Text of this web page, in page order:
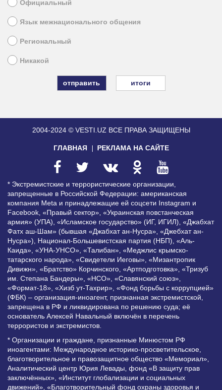
Официальный
Язык межнационального общения
Региональный
Никакой
итоги
2004-2024 © VESTI.UZ ВСЕ ПРАВА ЗАЩИЩЕНЫ
ГЛАВНАЯ РЕКЛАМА НА САЙТЕ
* Экстремистские и террористические организации,
запрещенные в Российской Федерации: американская
компания Meta и принадлежащие ей соцсети Instagram и
Facebook, «Правый сектор», «Украинская повстанческая
армия» (УПА), «Исламское государство» (ИГ, ИГИЛ), «Джабхат
Фатх аш-Шам» (бывшая «Джабхат ан-Нусра», «Джебхат ан-
Нусра»), Национал-Большевистская партия (НБП), «Аль-
Каида», «УНА-УНСО», «Талибан», «Меджлис крымско-
татарского народа», «Свидетели Иеговы», «Мизантропик
Дивижн», «Братство» Корчинского, «Артподготовка», «Тризуб
им. Степана Бандеры», «НСО», «Славянский союз»,
«Формат-18», «Хизб ут-Тахрир», «Фонд борьбы с коррупцией»
(ФБК) – организация-иноагент, признанная экстремистской,
запрещена в РФ и ликвидирована по решению суда; её
основатель Алексей Навальный включён в перечень
террористов и экстремистов.
* Организации и граждане, признанные Минюстом РФ
иноагентами: Международное историко-просветительское,
благотворительное и правозащитное общество «Мемориал»,
Аналитический центр Юрия Левады, фонд «В защиту прав
заключённых», «Институт глобализации и социальных
движений», «Благотворительный фонд охраны здоровья и